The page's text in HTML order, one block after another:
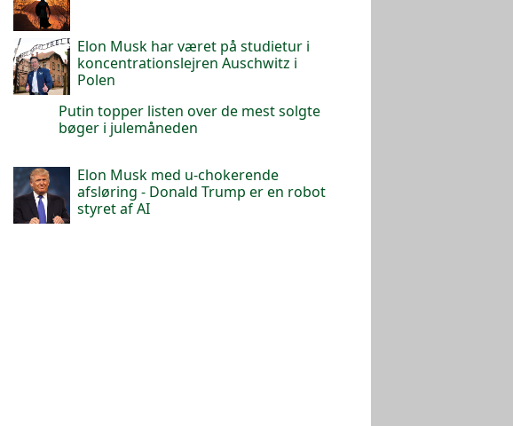
Elon Musk har været på studietur i
koncentrationslejren Auschwitz i
Polen
Putin topper listen over de mest solgte
bøger i julemåneden
Elon Musk med u-chokerende
afsløring - Donald Trump er en robot
styret af AI